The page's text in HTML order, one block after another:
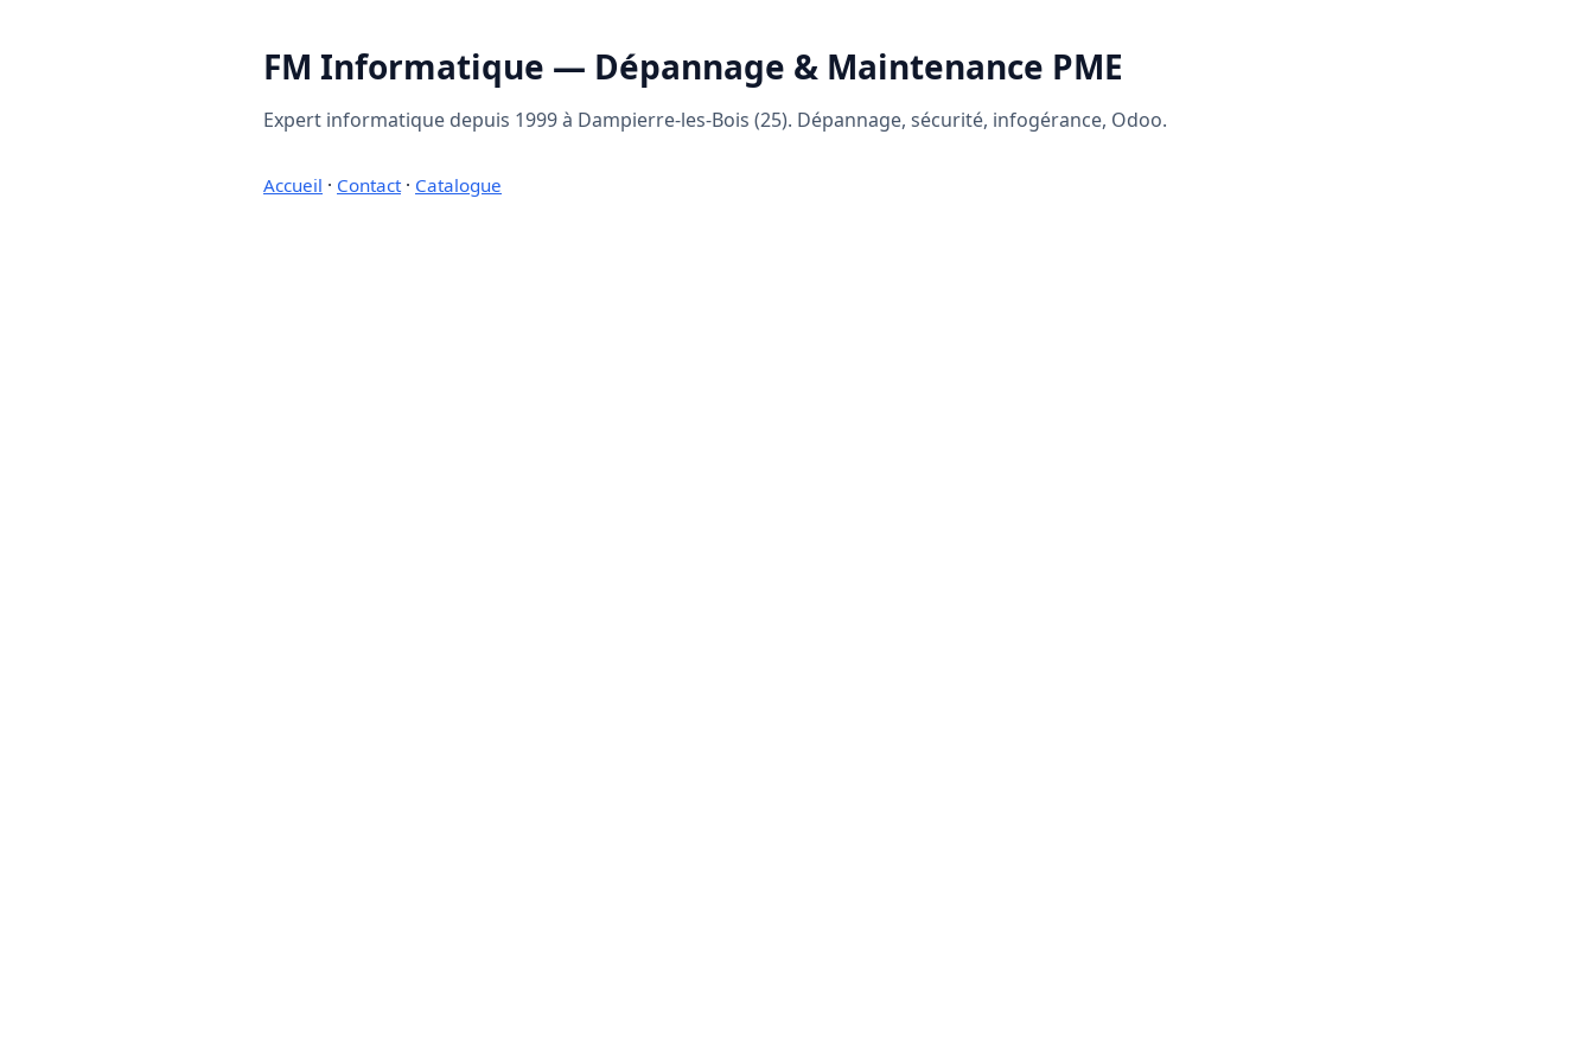
FM Informatique — Dépannage & Maintenance PME
Expert informatique depuis 1999 à Dampierre-les-Bois (25). Dépannage, sécurité, infogérance, Odoo.
Accueil · Contact· Catalogue